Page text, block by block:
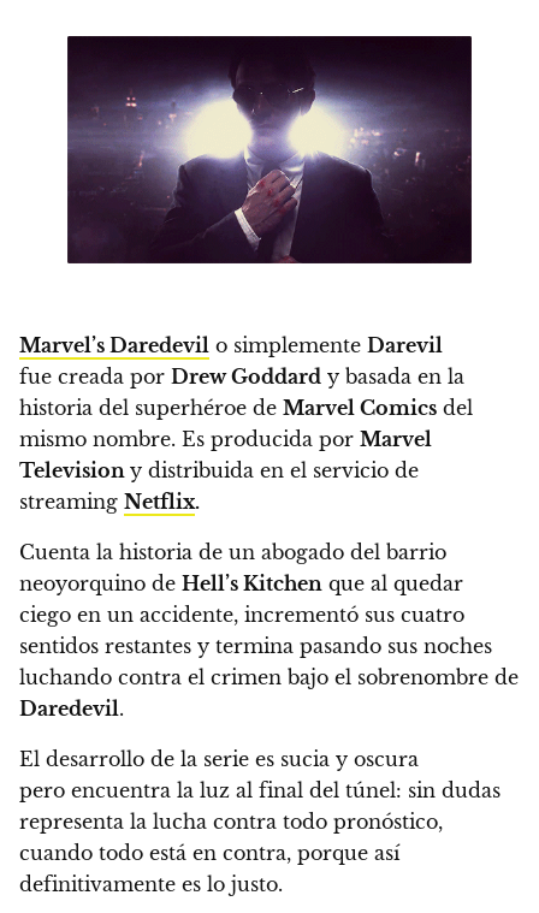
Marvel’s Daredevil o simplemente Darevil
fue creada por Drew Goddard y basada en la
historia del superhéroe de Marvel Comics del
mismo nombre. Es producida por Marvel
Television y distribuida en el servicio de
streaming Netflix.
Cuenta la historia de un abogado del barrio
neoyorquino de Hell’s Kitchen que al quedar
ciego en un accidente, incrementó sus cuatro
sentidos restantes y termina pasando sus noches
luchando contra el crimen bajo el sobrenombre de
Daredevil.
El desarrollo de la serie es sucia y oscura
pero encuentra la luz al final del túnel: sin dudas
representa la lucha contra todo pronóstico,
cuando todo está en contra, porque así
definitivamente es lo justo.